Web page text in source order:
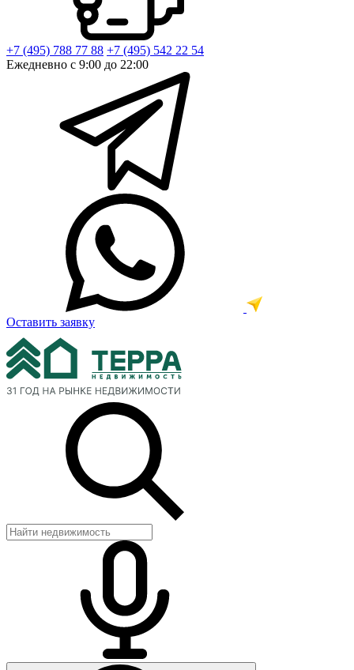
+7 (495) 788 77 88 +7 (495) 542 22 54
Ежедневно с 9:00 до 22:00
Оставить заявку